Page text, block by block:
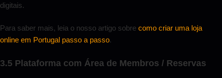
digitais.
Para saber mais, leia o nosso artigo sobre como criar uma loja
online em Portugal passo a passo.
3.5 Plataforma com Área de Membros / Reservas